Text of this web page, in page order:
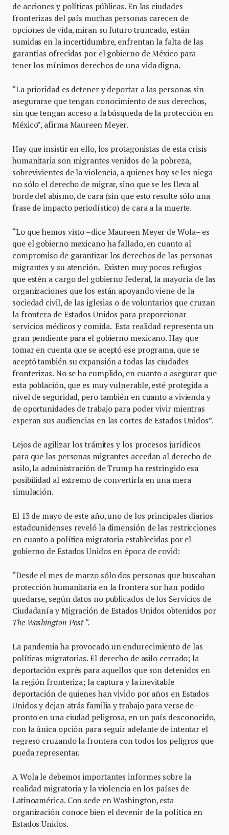
de acciones y políticas públicas. En las ciudades
fronterizas del país muchas personas carecen de
opciones de vida, miran su futuro truncado, están
sumidas en la incertidumbre, enfrentan la falta de las
garantías ofrecidas por el gobierno de México para
tener los mínimos derechos de una vida digna.
“La prioridad es detener y deportar a las personas sin
asegurarse que tengan conocimiento de sus derechos,
sin que tengan acceso a la búsqueda de la protección en
México”, afirma Maureen Meyer.
Hay que insistir en ello, los protagonistas de esta crisis
humanitaria son migrantes venidos de la pobreza,
sobrevivientes de la violencia, a quienes hoy se les niega
no sólo el derecho de migrar, sino que se les lleva al
borde del abismo, de cara (sin que esto resulte sólo una
frase de impacto periodístico) de cara a la muerte.
“Lo que hemos visto –dice Maureen Meyer de Wola– es
que el gobierno mexicano ha fallado, en cuanto al
compromiso de garantizar los derechos de las personas
migrantes y su atención. Existen muy pocos refugios
que estén a cargo del gobierno federal, la mayoría de las
organizaciones que los están apoyando viene de la
sociedad civil, de las iglesias o de voluntarios que cruzan
la frontera de Estados Unidos para proporcionar
servicios médicos y comida. Esta realidad representa un
gran pendiente para el gobierno mexicano. Hay que
tomar en cuenta que se aceptó ese programa, que se
aceptó también su expansión a todas las ciudades
fronterizas. No se ha cumplido, en cuanto a asegurar que
esta población, que es muy vulnerable, esté protegida a
nivel de seguridad, pero también en cuanto a vivienda y
de oportunidades de trabajo para poder vivir mientras
esperan sus audiencias en las cortes de Estados Unidos”.
Lejos de agilizar los trámites y los procesos jurídicos
para que las personas migrantes accedan al derecho de
asilo, la administración de Trump ha restringido esa
posibilidad al extremo de convertirla en una mera
simulación.
El 13 de mayo de este año, uno de los principales diarios
estadounidenses reveló la dimensión de las restricciones
en cuanto a política migratoria establecidas por el
gobierno de Estados Unidos en época de covid:
“Desde el mes de marzo sólo dos personas que buscaban
protección humanitaria en la frontera sur han podido
quedarse, según datos no publicados de los Servicios de
Ciudadanía y Migración de Estados Unidos obtenidos por
The Washington Post “.
La pandemia ha provocado un endurecimiento de las
políticas migratorias. El derecho de asilo cerrado; la
deportación exprés para aquellos que son detenidos en
la región fronteriza; la captura y la inevitable
deportación de quienes han vivido por años en Estados
Unidos y dejan atrás familia y trabajo para verse de
pronto en una ciudad peligrosa, en un país desconocido,
con la única opción para seguir adelante de intentar el
regreso cruzando la frontera con todos los peligros que
pueda representar.
A Wola le debemos importantes informes sobre la
realidad migratoria y la violencia en los países de
Latinoamérica. Con sede en Washington, esta
organización conoce bien el devenir de la política en
Estados Unidos.